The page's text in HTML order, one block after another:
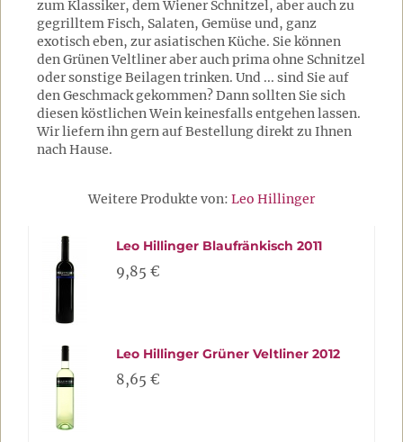
zum Klassiker, dem Wiener Schnitzel, aber auch zu
gegrilltem Fisch, Salaten, Gemüse und, ganz
exotisch eben, zur asiatischen Küche. Sie können
den Grünen Veltliner aber auch prima ohne Schnitzel
oder sonstige Beilagen trinken. Und ... sind Sie auf
den Geschmack gekommen? Dann sollten Sie sich
diesen köstlichen Wein keinesfalls entgehen lassen.
Wir liefern ihn gern auf Bestellung direkt zu Ihnen
nach Hause.
Weitere Produkte von: Leo Hillinger
Leo Hillinger Blaufränkisch 2011
9,85 €
Leo Hillinger Grüner Veltliner 2012
8,65 €